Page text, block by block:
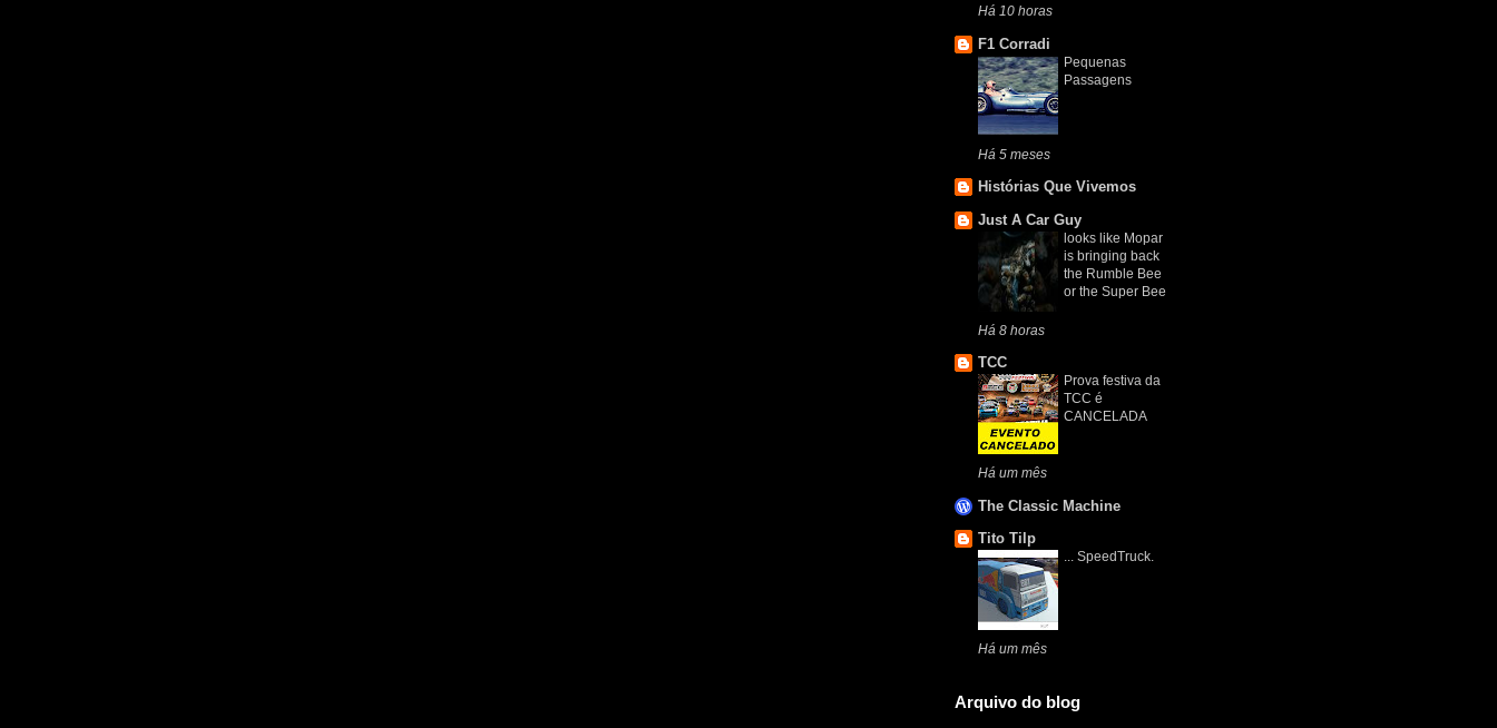
Há 10 horas
F1 Corradi
Pequenas
Passagens
Há 5 meses
Histórias Que Vivemos
Just A Car Guy
looks like Mopar
is bringing back
the Rumble Bee
or the Super Bee
Há 8 horas
TCC
Prova festiva da
TCC é
CANCELADA
Há um mês
The Classic Machine
Tito Tilp
... SpeedTruck.
Há um mês
Arquivo do blog